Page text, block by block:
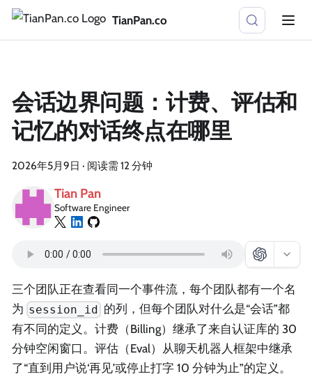
TianPan.co
会话边界问题：计费、评估和
记忆的对话终点在哪里
2026年5月9日 · 阅读需 12 分钟
Tian Pan
Software Engineer
三个团队正在查看同一个事件流，每个团队都有一个名
为 session_id 的列，但每个团队对什么是“会话”都
有不同的定义。计费（Billing）继承了来自认证库的 30
分钟空闲窗口。评估（Eval）从聊天机器人框架中继承
了“直到用户说‘再见’或停止打字 10 分钟为止”的定义。